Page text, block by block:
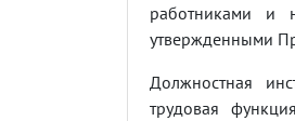
работниками и
утвержденными
Должностная
трудовая